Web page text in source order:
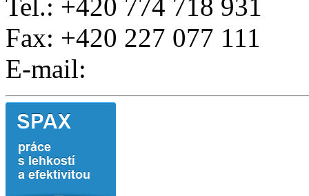
Tel.: +420 774 718 931
Fax: +420 227 077 111
E-mail: